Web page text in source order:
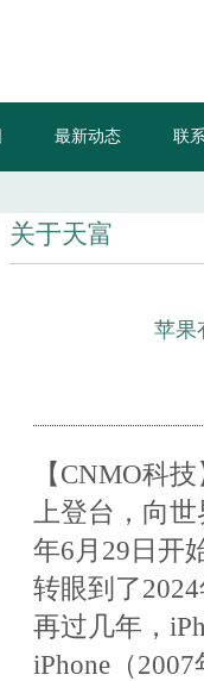
最新动态 联
关于天富
苹果
【CNMO科
上登台，向
年6月29日开
转眼到了
再过几年，
iPhone（